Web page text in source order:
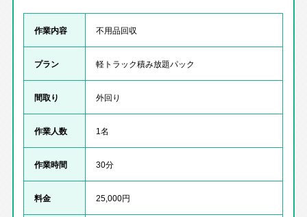
作業内容 不用品回収
プラン 軽トラック積み放題パック
間取り 外回り
作業人数 1名
作業時間 30分
料金 25,000円